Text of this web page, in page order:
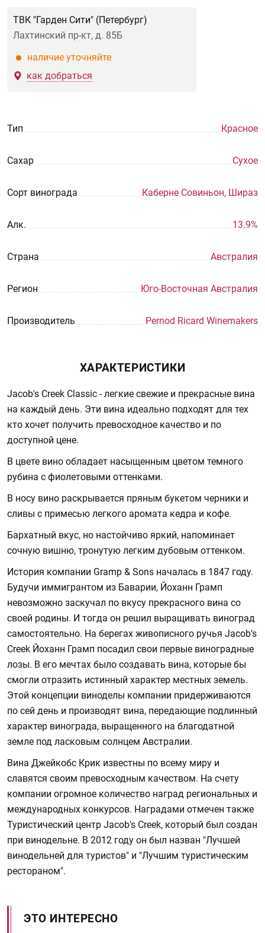
ТВК "Гарден Сити" (Петербург)
Лахтинский пр-кт, д. 85Б
наличие уточняйте
как добраться
Тип Красное
Сахар Сухое
Сорт винограда Каберне Совиньон, Шираз
Aлк. 13.9%
Страна Австралия
Регион Юго-Восточная Австралия
Производитель Pernod Ricard Winemakers
ХАРАКТЕРИСТИКИ
Jacob's Creek Classic - легкие свежие и прекрасные вина
на каждый день. Эти вина идеально подходят для тех
кто хочет получить превосходное качество и по
доступной цене.
В цвете вино обладает насыщенным цветом темного
рубина с фиолетовыми оттенками.
В носу вино раскрывается пряным букетом черники и
сливы с примесью легкого аромата кедра и кофе.
Бархатный вкус, но настойчиво яркий, напоминает
сочную вишню, тронутую легким дубовым оттенком.
История компании Gramp & Sons началась в 1847 году.
Будучи иммигрантом из Баварии, Йоханн Грамп
невозможно заскучал по вкусу прекрасного вина со
своей родины. И тогда он решил выращивать виноград
самостоятельно. На берегах живописного ручья Jacob's
Creek Йоханн Грамп посадил свои первые виноградные
лозы. В его мечтах было создавать вина, которые бы
смогли отразить истинный характер местных земель.
Этой концепции виноделы компании придерживаются
по сей день и производят вина, передающие подлинный
характер винограда, выращенного на благодатной
земле под ласковым солнцем Австралии.
Вина Джейкобс Крик известны по всему миру и
славятся своим превосходным качеством. На счету
компании огромное количество наград региональных и
международных конкурсов. Наградами отмечен также
Туристический центр Jacob's Creek, который был создан
при винодельне. В 2012 году он был назван "Лучшей
винодельней для туристов" и "Лучшим туристическим
рестораном".
ЭТО ИНТЕРЕСНО